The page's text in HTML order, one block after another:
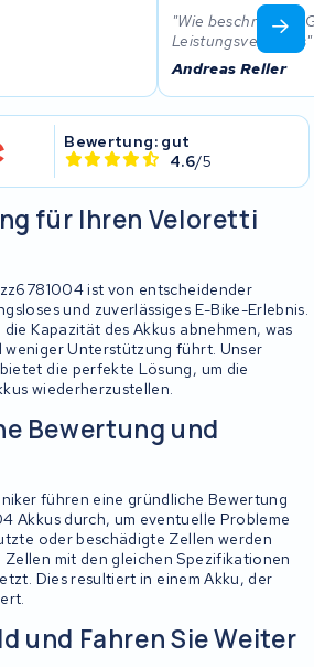
Wie beschrieben.
Leistungsverhätnis
Andreas Reller
Bewertung: gut
4.6/5
für Ihren Veloretti
ist von entscheidender
und zuverlässiges E-Bike-Erlebnis.
Kapazität des Akkus abnehmen, was
weniger Unterstützung führt. Unser
die perfekte Lösung, um die
wiederherzustellen.
Bewertung und
führen eine gründliche Bewertung
Akkus durch, um eventuelle Probleme
oder beschädigte Zellen werden
mit den gleichen Spezifikationen
Dies resultiert in einem Akku, der
und Fahren Sie Weiter